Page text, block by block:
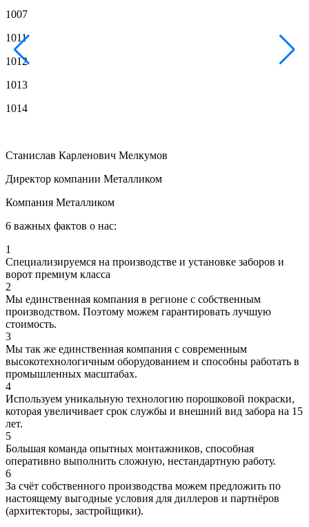
1007
1011
1012
1013
1014
Станислав Карленович Мелкумов
Директор компании Металликом
Компания Металликом
6 важных фактов о нас:
1
Специализируемся на производстве и установке заборов и
ворот премиум класса
2
Мы единственная компания в регионе с собственным
производством. Поэтому можем гарантировать лучшую
стоимость.
3
Мы так же единственная компания с современным
высокотехнологичным оборудованием и способны работать в
промышленных масштабах.
4
Используем уникальную технологию порошковой покраски,
которая увеличивает срок службы и внешний вид забора на 15
лет.
5
Большая команда опытных монтажников, способная
оперативно выполнить сложную, нестандартную работу.
6
За счёт собственного производства можем предложить по
настоящему выгодные условия для диллеров и партнёров
(архитекторы, застройщики).